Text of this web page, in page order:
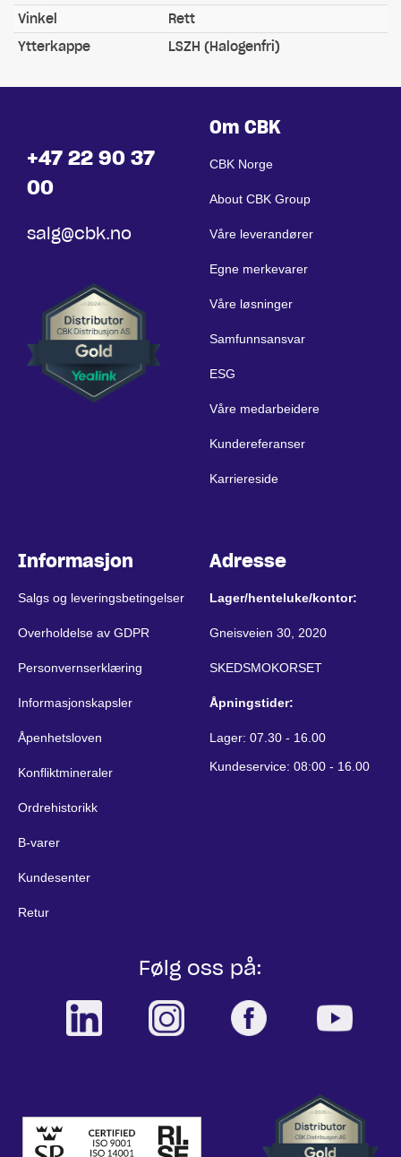
Vinkel
Rett
Ytterkappe
LSZH (Halogenfri)
+47 22 90 37
00
salg@cbk.no
Om CBK
CBK Norge
About CBK Group
Våre leverandører
Egne merkevarer
Våre løsninger
Samfunnsansvar
ESG
Våre medarbeidere
Kundereferanser
Karriereside
Informasjon
Salgs og leveringsbetingelser
Overholdelse av GDPR
Personvernserklæring
Informasjonskapsler
Åpenhetsloven
Konfliktmineraler
Ordrehistorikk
B-varer
Kundesenter
Retur
Adresse
Lager/henteluke/kontor:
Gneisveien 30, 2020
SKEDSMOKORSET
Åpningstider:
Lager: 07.30 - 16.00
Kundeservice: 08:00 - 16.00
Følg oss på: